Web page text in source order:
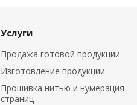
Услуги
Продажа готовой продукции
Изготовление продукции
Прошивка нитью и нумерация
страниц